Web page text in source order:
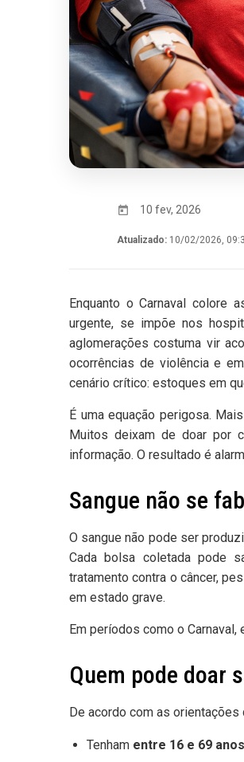
10 fev, 2026
Atualizado: 10/02/2026,
Enquanto o Carnaval colore
urgente, se impõe nos
aglomerações costuma vir
ocorrências de violência e
cenário crítico: estoques em
É uma equação perigosa.
Muitos deixam de doar por
informação. O resultado é
Sangue não se
O sangue não pode ser
Cada bolsa coletada pode
tratamento contra o câncer,
em estado grave.
Em períodos como o
Quem pode doar
De acordo com as
Tenham entre 16 e 69 anos